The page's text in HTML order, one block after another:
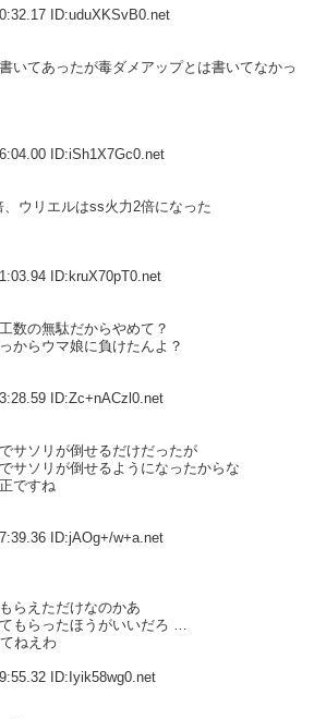
ID:uduXKSvB0.net
いてあったが毒ダメアップとは書いてなかっ
ID:iSh1X7Gc0.net
ウリエルはss火力2倍になった
ID:kruX70pT0.net
数の無駄だからやめて？
からウマ娘に負けたんよ？
ID:Zc+nACzl0.net
サソリが倒せるだけだったが
サソリが倒せるようになったからな
ですね
ID:jAOg+/w+a.net
らえただけなのかあ
もらったほうがいいだろ
ねえわ
ID:Iyik58wg0.net